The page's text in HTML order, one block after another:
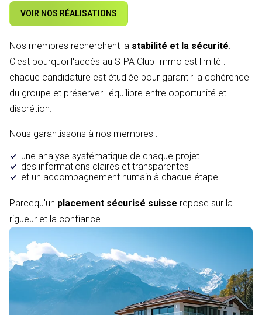
VOIR NOS RÉALISATIONS
Nos membres recherchent la stabilité et la sécurité.
C'est pourquoi l'accès au SIPA Club Immo est limité :
chaque candidature est étudiée pour garantir la cohérence
du groupe et préserver l'équilibre entre opportunité et
discrétion.
Nous garantissons à nos membres :
une analyse systématique de chaque projet
des informations claires et transparentes
et un accompagnement humain à chaque étape.
Parcequ'un placement sécurisé suisse repose sur la
rigueur et la confiance.